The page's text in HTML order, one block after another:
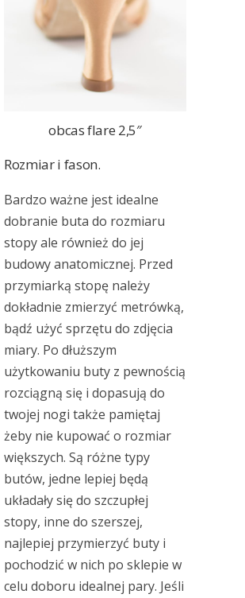
obcas flare 2,5″
Rozmiar i fason.
Bardzo ważne jest idealne
dobranie buta do rozmiaru
stopy ale również do jej
budowy anatomicznej. Przed
przymiarką stopę należy
dokładnie zmierzyć metrówką,
bądź użyć sprzętu do zdjęcia
miary. Po dłuższym
użytkowaniu buty z pewnością
rozciągną się i dopasują do
twojej nogi także pamiętaj
żeby nie kupować o rozmiar
większych. Są różne typy
butów, jedne lepiej będą
układały się do szczupłej
stopy, inne do szerszej,
najlepiej przymierzyć buty i
pochodzić w nich po sklepie w
celu doboru idealnej pary. Jeśli